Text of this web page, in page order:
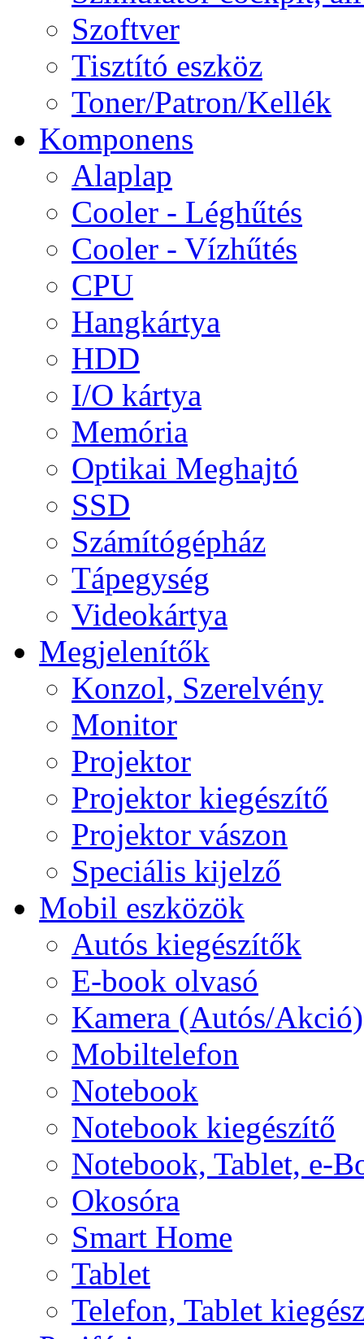
Szoftver
Tisztító eszköz
Toner/Patron/Kellék
Komponens
Alaplap
Cooler - Léghűtés
Cooler - Vízhűtés
CPU
Hangkártya
HDD
I/O kártya
Memória
Optikai Meghajtó
SSD
Számítógépház
Tápegység
Videokártya
Megjelenítők
Konzol, Szerelvény
Monitor
Projektor
Projektor kiegészítő
Projektor vászon
Speciális kijelző
Mobil eszközök
Autós kiegészítők
E-book olvasó
Kamera (Autós/Akció)
Mobiltelefon
Notebook
Notebook kiegészítő
Notebook, Tablet, e-
Okosóra
Smart Home
Tablet
Telefon, Tablet